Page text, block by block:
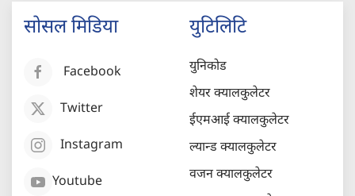
सोसल मिडिया
Facebook
Twitter
Instagram
Youtube
युटिलिटि
युनिकोड
शेयर क्यालकुलेटर
ईएमआई क्यालकुलेटर
ल्यान्ड क्यालकुलेटर
वजन क्यालकुलेटर